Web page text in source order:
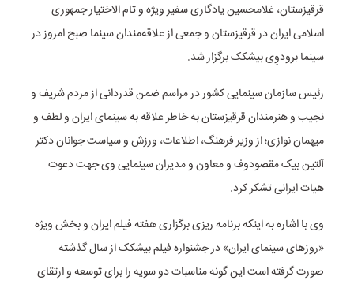
قرقیزستان، غلامحسین یادگاری سفیر ویژه و تام الاختیار جمهوری
اسلامی ایران در قرقیزستان و جمعی از علاقه‌مندان سینما صبح امروز در
سینما برودوِی بیشکک برگزار شد.
رئیس سازمان سینمایی کشور در مراسم ضمن قدردانی از مردم شریف و
نجیب و هنرمندان قرقیزستان به خاطر علاقه به سینمای ایران و لطف و
میهمان نوازی؛ از وزیر فرهنگ، اطلاعات، ورزش و سیاست جوانان دکتر
آلتین بیک مقصودوف و معاون و مدیران سینمایی وی جهت دعوت
هیات ایرانی تشکر کرد.
وی با اشاره به اینکه برنامه ریزی برگزاری هفته فیلم ایران و بخش ویژه
«روز‌های سینمای ایران» در جشنواره فیلم بیشکک از سال گذشته
صورت گرفته است این گونه مناسبات دو سویه را برای توسعه و ارتقای